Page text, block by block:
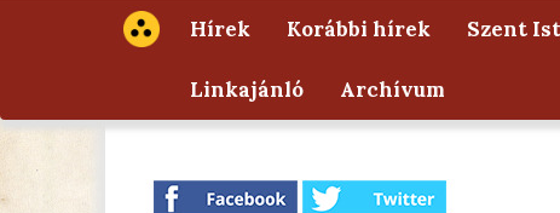
Hírek Korábbi hírek Szent
Linkajánló Archívum